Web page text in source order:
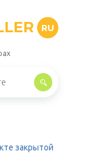
RU
закрытой